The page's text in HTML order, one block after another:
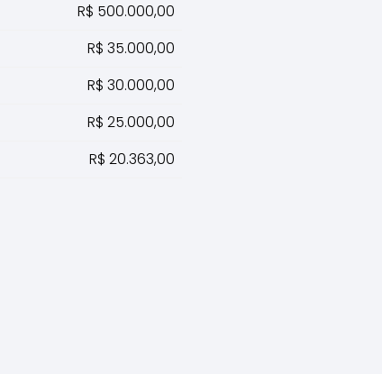
R$ 500.000,00
R$ 35.000,00
R$ 30.000,00
R$ 25.000,00
R$ 20.363,00